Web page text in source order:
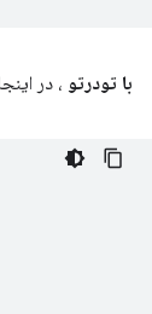
با تودرتو ، در